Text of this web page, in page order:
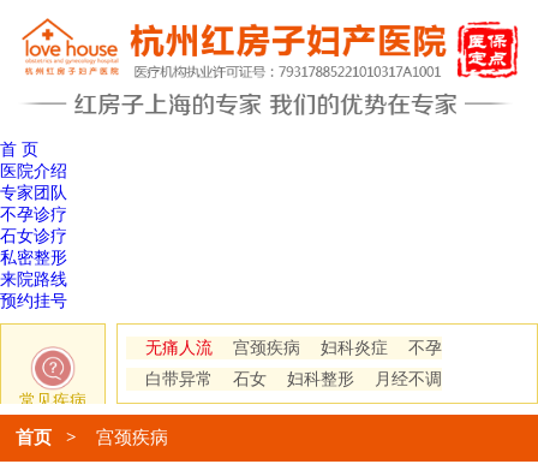
首 页
医院介绍
专家团队
不孕诊疗
石女诊疗
私密整形
来院路线
预约挂号
常见疾病
无痛人流 宫颈疾病 妇科炎症
不孕
白带异常
石女 妇科整形 月经不调
首页> 宫颈疾病